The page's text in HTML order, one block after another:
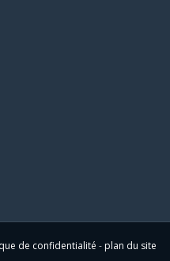
de confidentialité - plan du site